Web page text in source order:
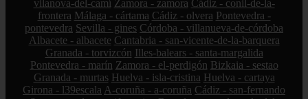
vilanova-del-camí Zamora - zamora Cádiz - conil-de-la-
frontera Málaga - cártama Cádiz - olvera Pontevedra -
pontevedra Sevilla - gines Córdoba - villanueva-de-córdoba
Albacete - albacete Cantabria - san-vicente-de-la-barquera
Granada - torvizcón Illes-balears - santa-margalida
Pontevedra - marín Zamora - el-perdigón Bizkaia - sestao
Granada - murtas Huelva - isla-cristina Huelva - cartaya
Girona - l39escala A-coruña - a-coruña Cádiz - san-fernando